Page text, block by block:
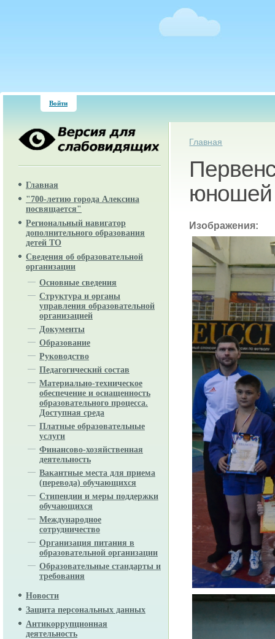
Войти
Главная
"700-летию города Алексина
посвящается"
Региональный навигатор
дополнительного образования
детей ТО
Сведения об образовательной
организации
Основные сведения
Структура и органы
управления образовательной
организацией
Документы
Образование
Руководство
Педагогический состав
Материально-техническое
обеспечение и оснащенность
образовательного процесса.
Доступная среда
Платные образовательные
услуги
Финансово-хозяйственная
деятельность
Вакантные места для приема
(перевода) обучающихся
Стипендии и меры поддержки
обучающихся
Международное
сотрудничество
Организация питания в
образовательной организации
Образовательные стандарты и
требования
Новости
Защита персональных данных
Антикоррупционная
деятельность
Вы здесь
Главная
юношей
Изображения: